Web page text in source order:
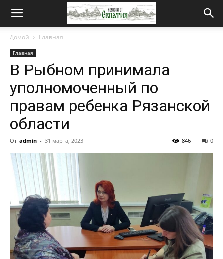
Новости
Евпатия
Домой Главная
Главная
В Рыбном принимала
уполномоченный по
правам ребенка Рязанской
области
От admin - 31 марта, 2023 0
846